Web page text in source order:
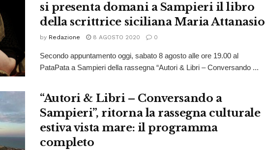
si presenta domani a Sampieri il libro
della scrittrice siciliana Maria Attanasio
by Redazione 8 AGOSTO 2020 0
Secondo appuntamento oggi, sabato 8 agosto alle ore 19.00 al
PataPata a Sampieri della rassegna “Autori & Libri – Conversando ...
“Autori & Libri – Conversando a
Sampieri”, ritorna la rassegna culturale
estiva vista mare: il programma
completo